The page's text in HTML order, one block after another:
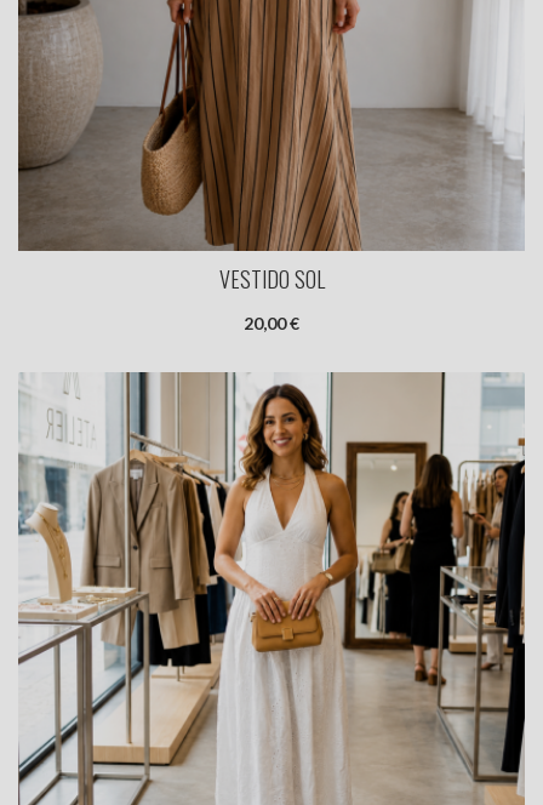
VESTIDO SOL
20,00 €